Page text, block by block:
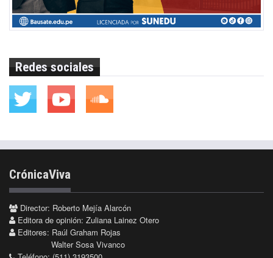
Redes sociales
CrónicaViva
Director: Roberto Mejía Alarcón
Editora de opinión: Zuliana Lainez Otero
Editores: Raúl Graham Rojas
Walter Sosa Vivanco